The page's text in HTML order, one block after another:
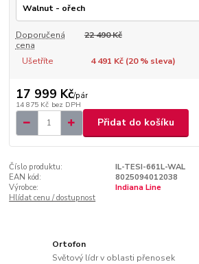
Doporučená
cena
22 490 Kč
Ušetříte 4 491 Kč (20% sleva)
17 999 Kč/pár
14 875 Kč bez DPH
Přidat do košíku
Číslo produktu:
IL-TESI-661L-WAL
EAN kód:
8025094012038
Výrobce:
Indiana Line
Hlídat cenu / dostupnost
Ortofon
Světový lídr v oblasti přenosek